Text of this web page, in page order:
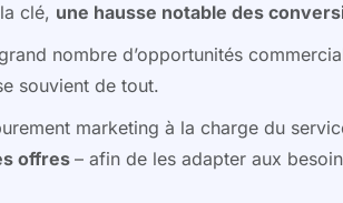
clé, une hausse notable des
nombre d’opportunités
souvient de tout.
marketing à la charge du
offres – afin de les adapter aux